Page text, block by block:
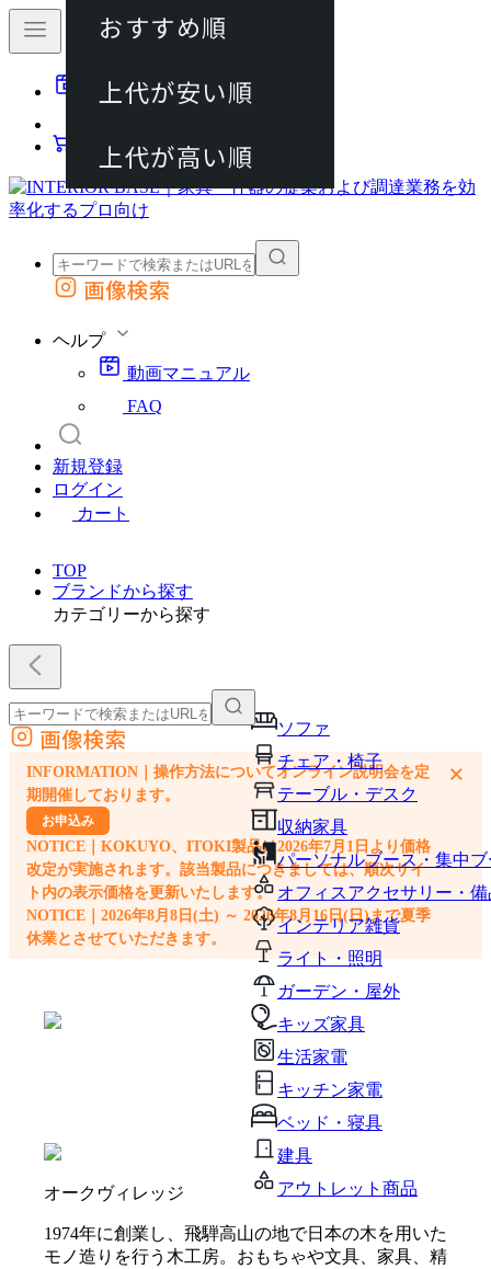
動画マニュアル
カート
外部サイトの商品をカートに追加
画像検索
ヘルプ
動画マニュアル
FAQ
新規登録
ログイン
カート
TOP
ブランドから探す
カテゴリーから探す
ソファ
チェア・椅子
テーブル・デスク
収納家具
パーソナルブース・集中
オフィスアクセサリー・備
インテリア雑貨
ライト・照明
ガーデン・屋外
キッズ家具
生活家電
キッチン家電
ベッド・寝具
建具
アウトレット商品
外部サイトの商品をカートに追加
他のサイトで見つけた商品ページのURLを貼り付けて、カートに追加できます
画像検索
INFORMATION｜操作方法についてオンライン説明会を定
期開催しております。
お申込み
NOTICE｜KOKUYO、ITOKI製品は2026年7月1日より価格
改定が実施されます。該当製品につきましては、順次サイ
ト内の表示価格を更新いたします。
NOTICE｜2026年8月8日(土) ～ 2026年8月16日(日)まで夏季
休業とさせていただきます。
×
オークヴィレッジ
1974年に創業し、飛騨高山の地で日本の木を用いた
モノ造りを行う木工房。おもちゃや文具、家具、精
おすすめ順
上代が安い順
上代が高い順